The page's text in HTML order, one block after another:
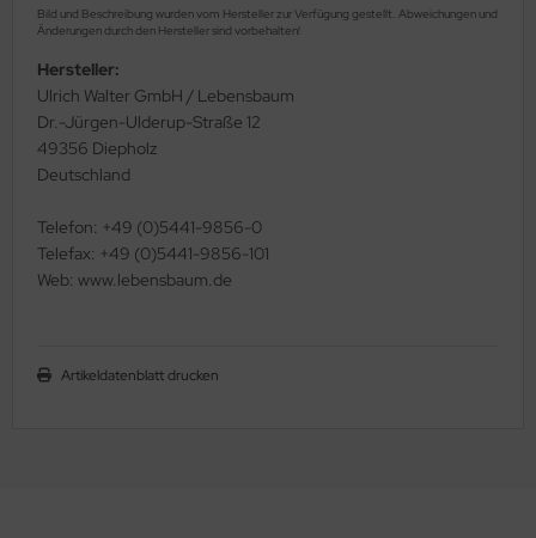
Bild und Beschreibung wurden vom Hersteller zur Verfügung gestellt. Abweichungen und
Änderungen durch den Hersteller sind vorbehalten!
Hersteller:
Ulrich Walter GmbH / Lebensbaum
Dr.-Jürgen-Ulderup-Straße 12
49356 Diepholz
Deutschland
Telefon: +49 (0)5441-9856-0
Telefax: +49 (0)5441-9856-101
Web: www.lebensbaum.de
Artikeldatenblatt drucken